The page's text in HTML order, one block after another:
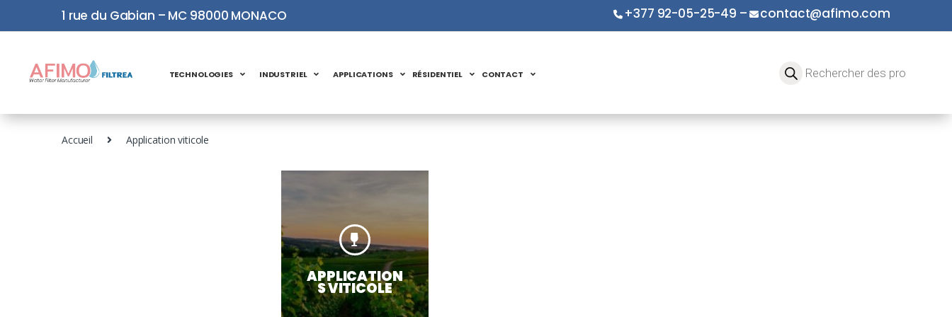
1 rue du Gabian – MC 98000 MONACO +377 92-05-25-49 – contact@afimo.com
TECHNOLOGIES INDUSTRIEL APPLICATIONS RÉSIDENTIEL CONTACT
Accueil Application viticole
APPLICATION
S VITICOLE